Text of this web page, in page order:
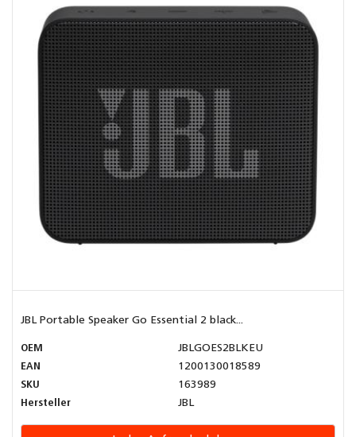
JBL Portable Speaker Go Essential 2 black...
OEM
JBLGOES2BLKEU
EAN
1200130018589
SKU
163989
Hersteller
JBL